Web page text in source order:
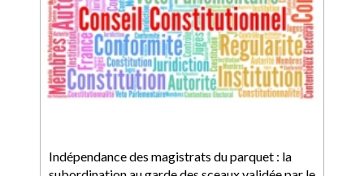
Indépendance des magistrats du parquet : la